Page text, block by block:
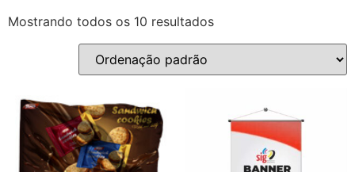
Mostrando todos os 10 resultados